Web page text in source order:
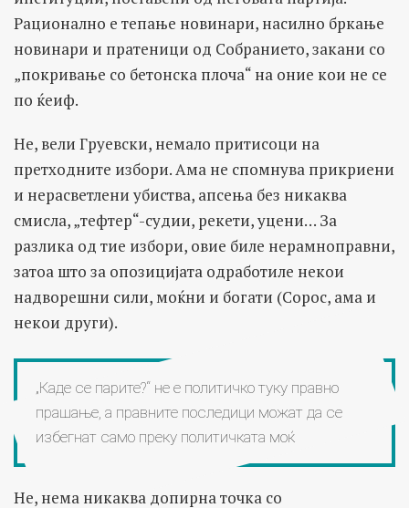
Рационално е тепање новинари, насилно бркање
новинари и пратеници од Собранието, закани со
„покривање со бетонска плоча“ на оние кои не се
по ќеиф.
Не, вели Груевски, немало притисоци на
претходните избори. Ама не спомнува прикриени
и нерасветлени убиства, апсења без никаква
смисла, „тефтер“-судии, рекети, уцени… За
разлика од тие избори, овие биле нерамноправни,
затоа што за опозицијата одработиле некои
надворешни сили, моќни и богати (Сорос, ама и
некои други).
„Каде се парите?“ не е политичко туку правно
прашање, а правните последици можат да се
избегнат само преку политичката моќ
Не, нема никаква допирна точка со